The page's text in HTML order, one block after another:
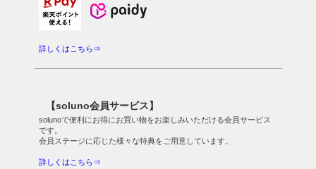
詳しくはこちら⇒
【soluno会員サービス】
solunoで便利にお得にお買い物をお楽しみいただける会員サービス
です。
会員ステージに応じた様々な特典をご用意しています。
詳しくはこちら⇒